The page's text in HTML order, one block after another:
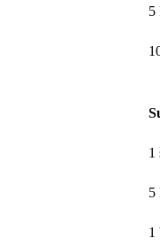
5
1
5
1